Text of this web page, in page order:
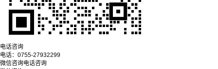
电话咨询
电话： 0755-27932299
微信咨询电话咨询